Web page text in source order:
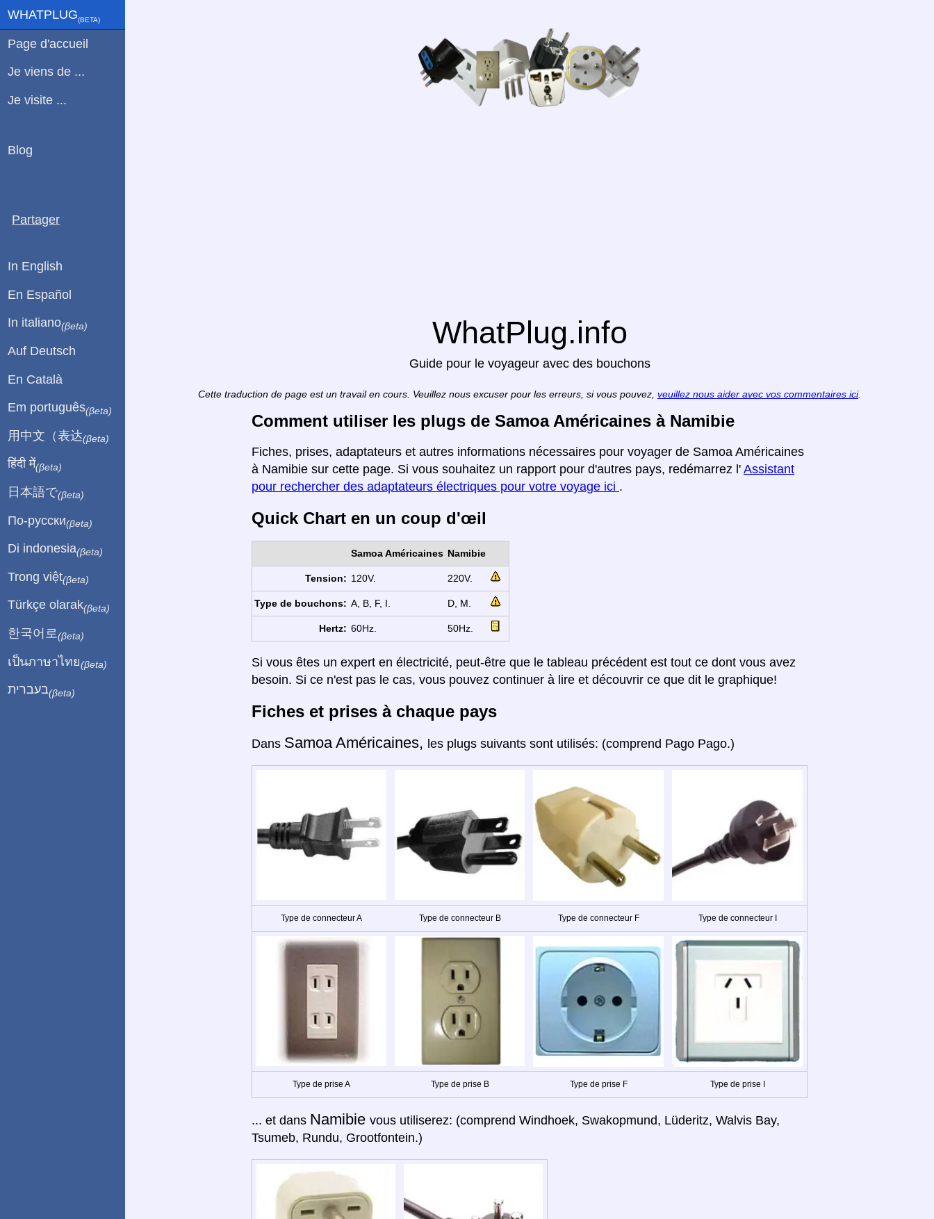
WhatPlug.info
Guide pour le voyageur avec des bouchons
Cette traduction de page est un travail en cours. Veuillez nous excuser pour les erreurs, si vous pouvez, veuillez nous aider avec vos commentaires ici.
Comment utiliser les plugs de Samoa Américaines à Namibie
Fiches, prises, adaptateurs et autres informations nécessaires pour voyager de Samoa Américaines
à Namibie sur cette page. Si vous souhaitez un rapport pour d'autres pays, redémarrez l' Assistant
pour rechercher des adaptateurs électriques pour votre voyage ici .
Quick Chart en un coup d'œil
Samoa Américaines Namibie
Tension: 120V. 220V.
Type de bouchons: A, B, F, I. D, M.
Hertz: 60Hz. 50Hz.
Si vous êtes un expert en électricité, peut-être que le tableau précédent est tout ce dont vous avez
besoin. Si ce n'est pas le cas, vous pouvez continuer à lire et découvrir ce que dit le graphique!
Fiches et prises à chaque pays
Dans Samoa Américaines, les plugs suivants sont utilisés: (comprend Pago Pago.)
Type de connecteur A Type de connecteur B Type de connecteur F Type de connecteur I
Type de prise A Type de prise B Type de prise F Type de prise I
... et dans Namibie vous utiliserez: (comprend Windhoek, Swakopmund, Lüderitz, Walvis Bay,
Tsumeb, Rundu, Grootfontein.)
WHATPLUG(ΒETA)
Page d'accueil
Je viens de ...
Je visite ...
Blog
Partager
In English
En Español
In italiano(βeta)
Auf Deutsch
En Català
Em português(βeta)
用中文（表达(βeta)
हिंदी में(βeta)
日本語で(βeta)
По-русски(βeta)
Di indonesia(βeta)
Trong việt(βeta)
Türkçe olarak(βeta)
한국어로 (βeta)
เป็นภาษาไทย(βeta)
בעברית(βeta)